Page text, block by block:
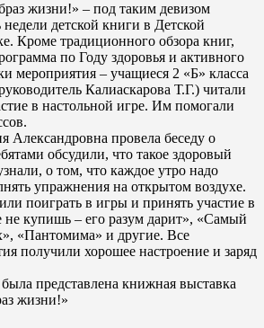
жизни!» – под таким девизом
детской книги в Детской
Кроме традиционного обзора книг,
по Году здоровья и активного
мероприятия – учащиеся 2 «Б» класса
Калиаскарова Т.Г.) читали
в настольной игре. Им помогали
Александровна провела беседу о
обсудили, что такое здоровый
о том, что каждое утро надо
упражнения на открытом воздухе.
поиграть в игры и принять участие в
не купишь – его разум дарит», «Самый
«Пантомима» и другие. Все
получили хорошее настроение и заряд
представлена книжная выставка
жизни!»